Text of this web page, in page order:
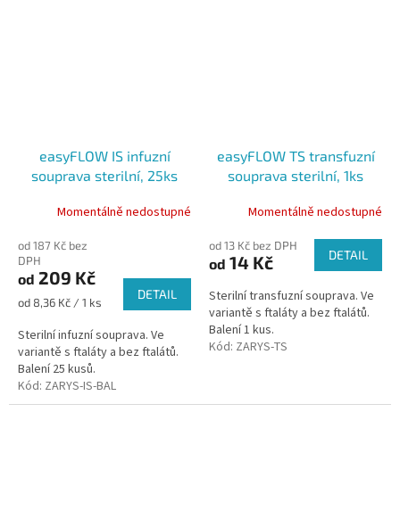
easyFLOW IS infuzní
souprava sterilní, 25ks
Momentálně nedostupné
od 187 Kč bez
DPH
od 209 Kč
Měrná
od 8,36 Kč / 1 ks
DETAIL
Sterilní infuzní souprava. Ve
variantě s ftaláty a bez ftalátů.
Balení 25 kusů.
Kód: ZARYS-IS-BAL
easyFLOW TS transfuzní
souprava sterilní, 1ks
Momentálně nedostupné
od 13 Kč bez DPH
od 14 Kč DETAIL
Sterilní transfuzní souprava. Ve
variantě s ftaláty a bez ftalátů.
Balení 1 kus.
Kód: ZARYS-TS